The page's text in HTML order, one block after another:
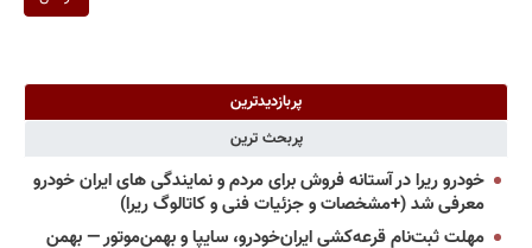
پربازدیدترین
پربحث ترین
خودرو ریرا در آستانه فروش برای مردم و نمایندگی های ایران خودرو
معرفی شد (+مشخصات و جزئیات فنی و کاتالوگ ریرا)
مهلت ثبت‌نام قرعه‌کشی ایران‌خودرو، سایپا و بهمن‌موتور — بهمن